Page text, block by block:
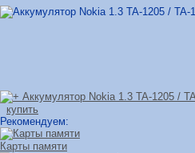
купить
Рекомендуем:
Карты памяти